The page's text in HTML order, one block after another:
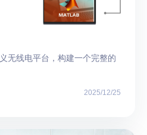
无线电平台，构建一个完整的
2025/12/25